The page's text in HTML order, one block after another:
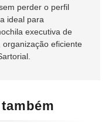
perder o perfil
ideal para
executiva de
eficiente